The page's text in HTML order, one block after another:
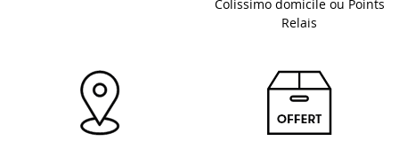
Colissimo domicile ou Points
Relais